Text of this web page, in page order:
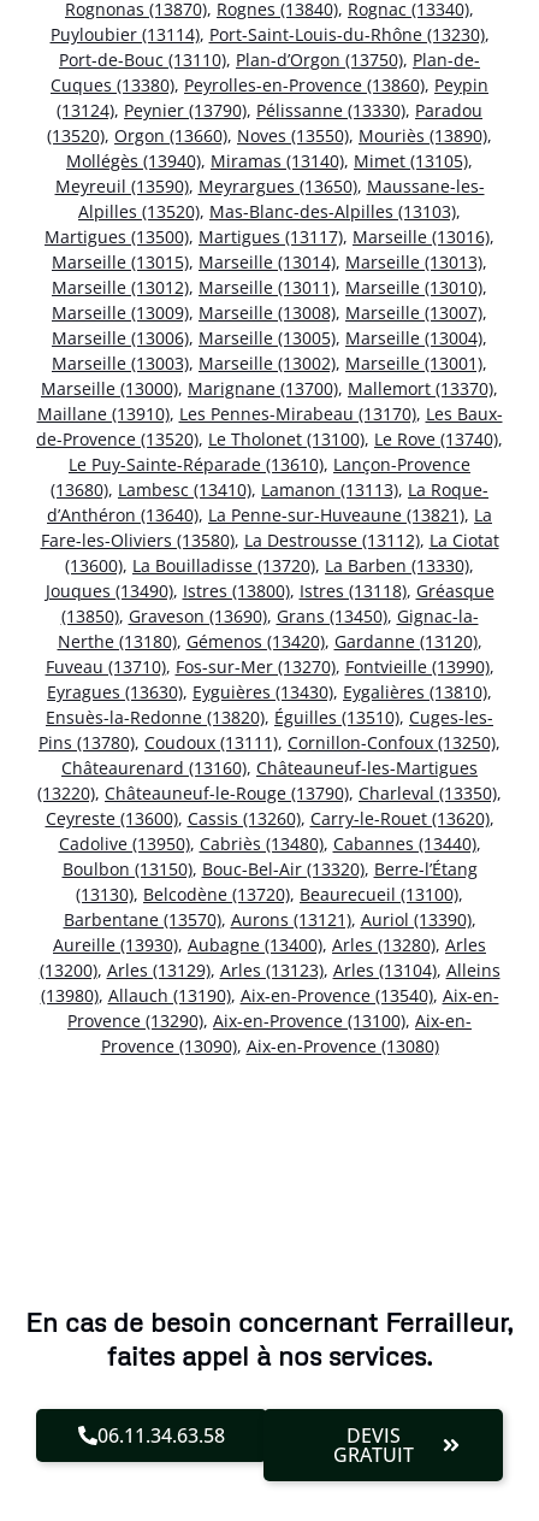
Rognonas (13870), Rognes (13840), Rognac (13340),
Puyloubier (13114), Port-Saint-Louis-du-Rhône (13230),
Port-de-Bouc (13110), Plan-d’Orgon (13750), Plan-de-
Cuques (13380), Peyrolles-en-Provence (13860), Peypin
(13124), Peynier (13790), Pélissanne (13330), Paradou
(13520), Orgon (13660), Noves (13550), Mouriès (13890),
Mollégès (13940), Miramas (13140), Mimet (13105),
Meyreuil (13590), Meyrargues (13650), Maussane-les-
Alpilles (13520), Mas-Blanc-des-Alpilles (13103),
Martigues (13500), Martigues (13117), Marseille (13016),
Marseille (13015), Marseille (13014), Marseille (13013),
Marseille (13012), Marseille (13011), Marseille (13010),
Marseille (13009), Marseille (13008), Marseille (13007),
Marseille (13006), Marseille (13005), Marseille (13004),
Marseille (13003), Marseille (13002), Marseille (13001),
Marseille (13000), Marignane (13700), Mallemort (13370),
Maillane (13910), Les Pennes-Mirabeau (13170), Les Baux-
de-Provence (13520), Le Tholonet (13100), Le Rove (13740),
Le Puy-Sainte-Réparade (13610), Lançon-Provence
(13680), Lambesc (13410), Lamanon (13113), La Roque-
d’Anthéron (13640), La Penne-sur-Huveaune (13821), La
Fare-les-Oliviers (13580), La Destrousse (13112), La Ciotat
(13600), La Bouilladisse (13720), La Barben (13330),
Jouques (13490), Istres (13800), Istres (13118), Gréasque
(13850), Graveson (13690), Grans (13450), Gignac-la-
Nerthe (13180), Gémenos (13420), Gardanne (13120),
Fuveau (13710), Fos-sur-Mer (13270), Fontvieille (13990),
Eyragues (13630), Eyguières (13430), Eygalières (13810),
Ensuès-la-Redonne (13820), Éguilles (13510), Cuges-les-
Pins (13780), Coudoux (13111), Cornillon-Confoux (13250),
Châteaurenard (13160), Châteauneuf-les-Martigues
(13220), Châteauneuf-le-Rouge (13790), Charleval (13350),
Ceyreste (13600), Cassis (13260), Carry-le-Rouet (13620),
Cadolive (13950), Cabriès (13480), Cabannes (13440),
Boulbon (13150), Bouc-Bel-Air (13320), Berre-l’Étang
(13130), Belcodène (13720), Beaurecueil (13100),
Barbentane (13570), Aurons (13121), Auriol (13390),
Aureille (13930), Aubagne (13400), Arles (13280), Arles
(13200), Arles (13129), Arles (13123), Arles (13104), Alleins
(13980), Allauch (13190), Aix-en-Provence (13540), Aix-en-
Provence (13290), Aix-en-Provence (13100), Aix-en-
Provence (13090), Aix-en-Provence (13080)
En cas de besoin concernant Ferrailleur,
faites appel à nos services.
06.11.34.63.58 DEVIS
GRATUIT